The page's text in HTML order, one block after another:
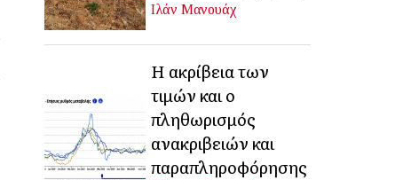
Ιλάν Μανουάχ
Η ακρίβεια των
τιμών και ο
πληθωρισμός
ανακριβειών και
παραπληροφόρησης